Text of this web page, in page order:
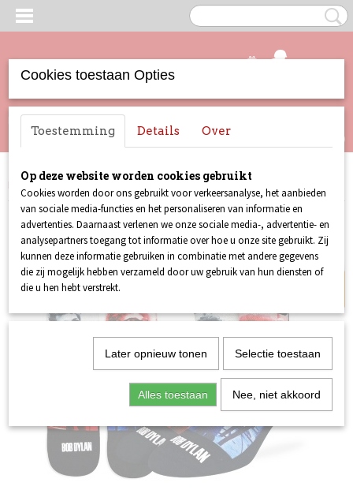
Inloggen Registreren
Geen producten (0)
Home >Merchandise>Sokken >Sokken Bob Dylan - Fotocollage
Op=Op!
Cookies toestaan Opties
Toestemming Details Over
Op deze website worden cookies gebruikt
Cookies worden door ons gebruikt voor verkeersanalyse, het aanbieden
van sociale media-functies en het personaliseren van informatie en
advertenties. Daarnaast verlenen we onze sociale media-, advertentie- en
analysepartners toegang tot informatie over hoe u onze site gebruikt. Zij
kunnen deze informatie gebruiken in combinatie met andere gegevens
die zij mogelijk hebben verzameld door uw gebruik van hun diensten of
die u hen hebt verstrekt.
Later opnieuw tonen Selectie toestaan
Alles toestaan Nee, niet akkoord